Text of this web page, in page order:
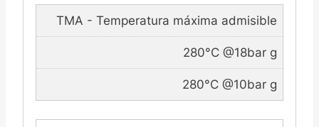
TMA - Temperatura máxima admisible
280°C @18bar g
280°C @10bar g